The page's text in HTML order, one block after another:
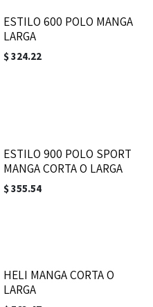
ESTILO 600 POLO MANGA
LARGA
$324.22
ESTILO 900 POLO SPORT
MANGA CORTA O LARGA
$355.54
HELI MANGA CORTA O
LARGA